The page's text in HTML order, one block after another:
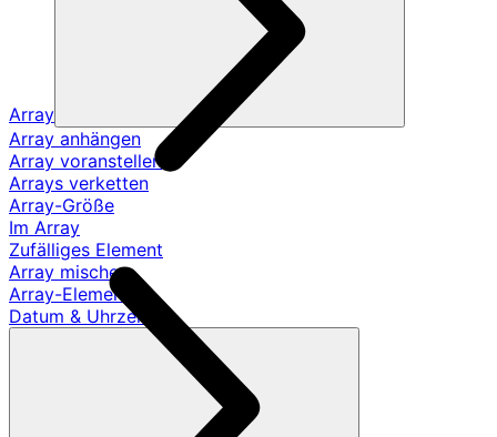
Array
Array anhängen
Array voranstellen
Arrays verketten
Array-Größe
Im Array
Zufälliges Element
Array mischen
Array-Element
Datum & Uhrzeit